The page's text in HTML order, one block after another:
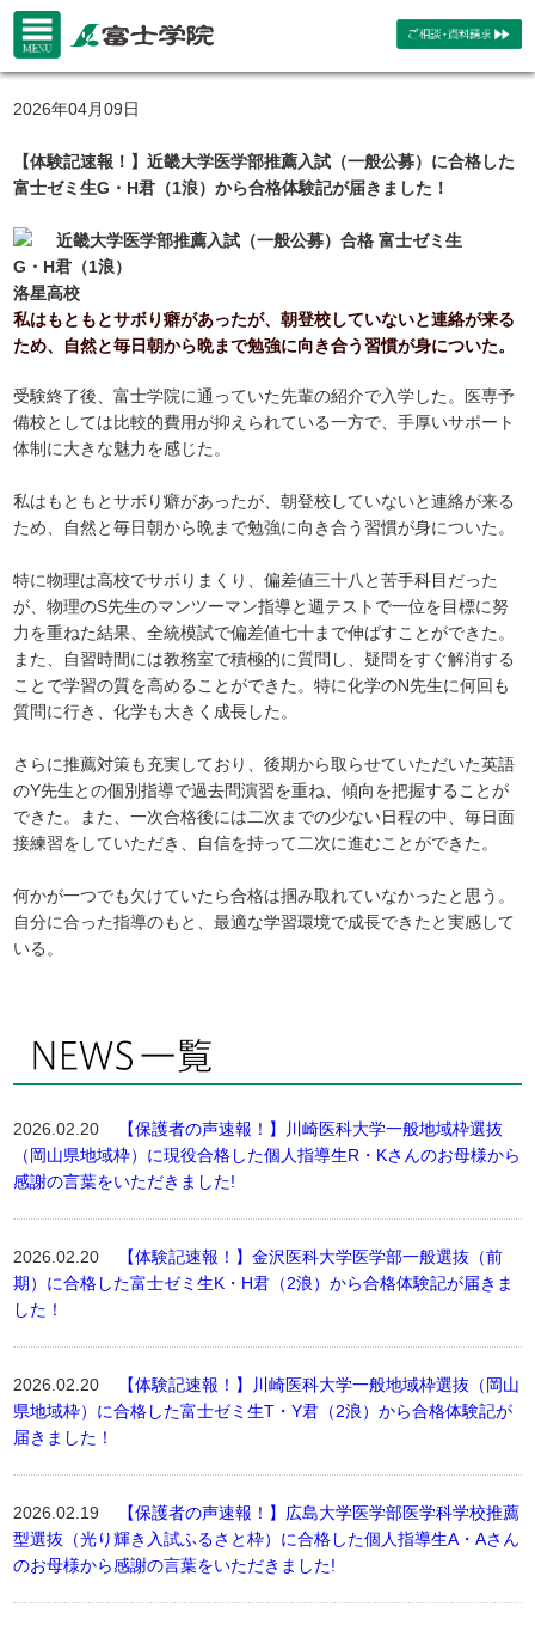
2026年04月09日
【体験記速報！】近畿大学医学部推薦入試（一般公募）に合格した
富士ゼミ生G・H君（1浪）から合格体験記が届きました！
近畿大学医学部推薦入試（一般公募）合格 富士ゼミ生
G・H君（1浪）
洛星高校
私はもともとサボり癖があったが、朝登校していないと連絡が来る
ため、自然と毎日朝から晩まで勉強に向き合う習慣が身についた。
受験終了後、富士学院に通っていた先輩の紹介で入学した。医専予
備校としては比較的費用が抑えられている一方で、手厚いサポート
体制に大きな魅力を感じた。
私はもともとサボり癖があったが、朝登校していないと連絡が来る
ため、自然と毎日朝から晩まで勉強に向き合う習慣が身についた。
特に物理は高校でサボりまくり、偏差値三十八と苦手科目だった
が、物理のS先生のマンツーマン指導と週テストで一位を目標に努
力を重ねた結果、全統模試で偏差値七十まで伸ばすことができた。
また、自習時間には教務室で積極的に質問し、疑問をすぐ解消する
ことで学習の質を高めることができた。特に化学のN先生に何回も
質問に行き、化学も大きく成長した。
さらに推薦対策も充実しており、後期から取らせていただいた英語
のY先生との個別指導で過去問演習を重ね、傾向を把握することが
できた。また、一次合格後には二次までの少ない日程の中、毎日面
接練習をしていただき、自信を持って二次に進むことができた。
何かが一つでも欠けていたら合格は掴み取れていなかったと思う。
自分に合った指導のもと、最適な学習環境で成長できたと実感して
いる。
2026.02.20
【保護者の声速報！】川崎医科大学一般地域枠選抜
（岡山県地域枠）に現役合格した個人指導生R・Kさんのお母様から
感謝の言葉をいただきました!
2026.02.20
【体験記速報！】金沢医科大学医学部一般選抜（前
期）に合格した富士ゼミ生K・H君（2浪）から合格体験記が届きま
した！
2026.02.20
【体験記速報！】川崎医科大学一般地域枠選抜（岡山
県地域枠）に合格した富士ゼミ生T・Y君（2浪）から合格体験記が
届きました！
2026.02.19
【保護者の声速報！】広島大学医学部医学科学校推薦
型選抜（光り輝き入試ふるさと枠）に合格した個人指導生A・Aさん
のお母様から感謝の言葉をいただきました!